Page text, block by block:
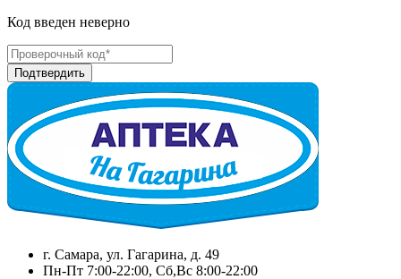
Код введен неверно
г. Самара, ул. Гагарина, д. 49
Пн-Пт 7:00-22:00, Сб,Вс 8:00-22:00